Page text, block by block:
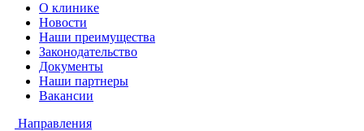
О клинике
Новости
Наши преимущества
Законодательство
Документы
Наши партнеры
Вакансии
Направления